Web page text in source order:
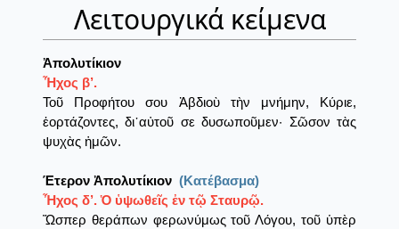
Λειτουργικά κείμενα
Ἀπολυτίκιον
Ἦχος β’.
Τοῦ Προφήτου σου Ἀβδιοὺ τὴν μνήμην, Κύριε,
ἑορτάζοντες, δι᾽αὐτοῦ σε δυσωποῦμεν· Σῶσον τὰς
ψυχὰς ἡμῶν.
Έτερον Ἀπολυτίκιον (Κατέβασμα)
Ἦχος δ’. Ὁ ὑψωθεῖς ἐν τῷ Σταυρῷ.
Ὥσπερ θεράπων φερωνύμως τοῦ Λόγου, τοῦ ὑπὲρ